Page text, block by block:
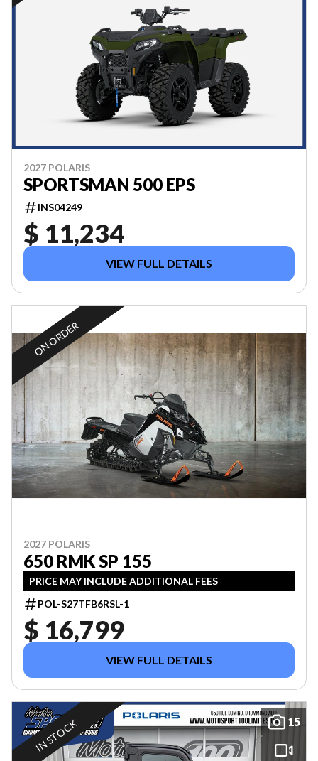
2027 POLARIS
SPORTSMAN 500 EPS
INS04249
$ 11,234
VIEW FULL DETAILS
ON ORDER
2027 POLARIS
650 RMK SP 155
PRICE MAY INCLUDE ADDITIONAL FEES
POL-S27TFB6RSL-1
$ 16,799
VIEW FULL DETAILS
15
IN STOCK